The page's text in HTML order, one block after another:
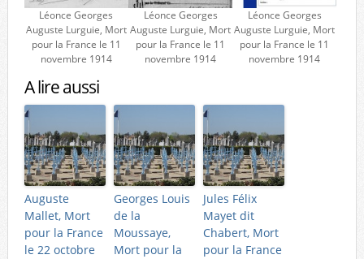
Léonce Georges
Auguste Lurguie, Mort
pour la France le 11
novembre 1914
Léonce Georges
Auguste Lurguie, Mort
pour la France le 11
novembre 1914
Léonce Georges
Auguste Lurguie, Mort
pour la France le 11
novembre 1914
A lire aussi
Auguste
Mallet, Mort
pour la France
le 22 octobre
Georges Louis
de la
Moussaye,
Mort pour la
Jules Félix
Mayet dit
Chabert, Mort
pour la France